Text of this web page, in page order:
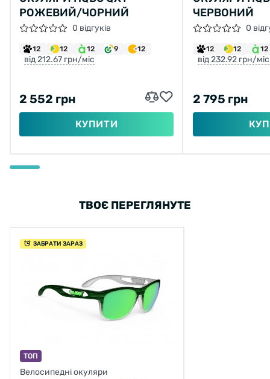
РОЖЕВИЙ/ЧОРНИЙ
0 відгуків
12 12 12 9 12
від 212.67 грн/міс
2 552 грн
КУПИТИ
ЧЕРВОНИЙ
0
12 12 12
від 232.92 грн/міс
2 795 грн
ТВОЄ ПЕРЕГЛЯНУТЕ
ЗАБРАТИ ЗАРАЗ
ТОП
Велосипедні окуляри